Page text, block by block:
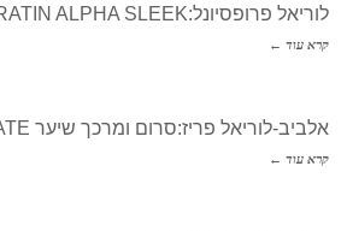
לוריאל פרופסיונל:KERATIN ALPHA SLEEK
קרא עוד ←
אלביב-לוריאל פריז:סרום ומרכך שיער ULTIMATE
קרא עוד ←